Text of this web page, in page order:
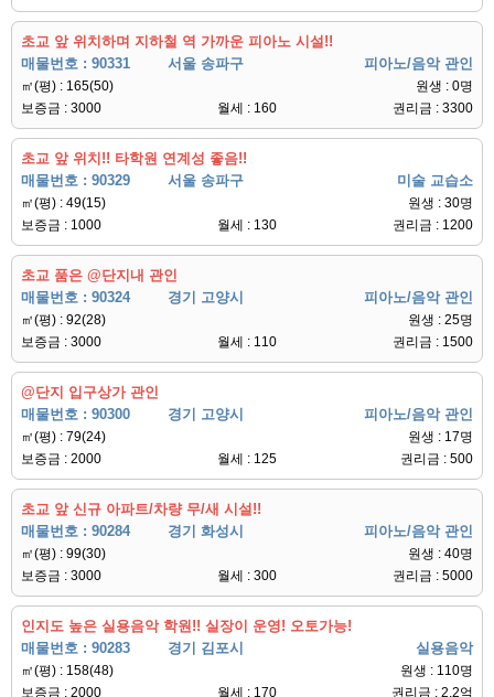
초교 앞 위치하며 지하철 역 가까운 피아노 시설!!
매물번호 : 90331
서울 송파구 피아노/음악 관인
㎡(평) : 165(50)
원생 : 0명
보증금 : 3000
월세 : 160 권리금 : 3300
초교 앞 위치!! 타학원 연계성 좋음!!
매물번호 : 90329
서울 송파구 미술 교습소
㎡(평) : 49(15)
원생 : 30명
보증금 : 1000
월세 : 130 권리금 : 1200
초교 품은 @단지내 관인
매물번호 : 90324
경기 고양시 피아노/음악 관인
㎡(평) : 92(28)
원생 : 25명
보증금 : 3000
월세 : 110 권리금 : 1500
@단지 입구상가 관인
매물번호 : 90300
경기 고양시 피아노/음악 관인
㎡(평) : 79(24)
원생 : 17명
보증금 : 2000
월세 : 125 권리금 : 500
초교 앞 신규 아파트/차량 무/새 시설!!
매물번호 : 90284
경기 화성시 피아노/음악 관인
㎡(평) : 99(30)
원생 : 40명
보증금 : 3000
월세 : 300 권리금 : 5000
인지도 높은 실용음악 학원!! 실장이 운영! 오토가능!
매물번호 : 90283
경기 김포시 실용음악
㎡(평) : 158(48)
원생 : 110명
보증금 : 2000
월세 : 170 권리금 : 2.2억